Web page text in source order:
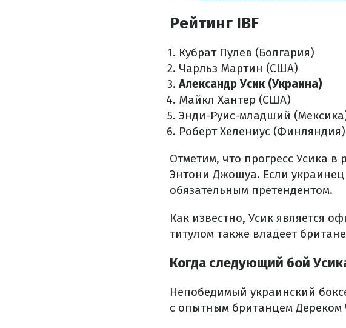
Рейтинг IBF
Кубрат Пулев (Болгария)
Чарльз Мартин (США)
Александр Усик (Украина)
Майкл Хантер (США)
Энди-Руис-младший
Роберт Хелениус (Финляндия)
Отметим, что прогресс Усика
Энтони Джошуа. Если украинец
обязательным претендентом.
Как известно, Усик является
титулом также владеет
Когда следующий бой
Непобедимый украинский
с опытным британцем Дереком